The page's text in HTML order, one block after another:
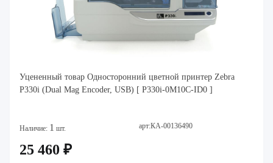
Уцененный товар Односторонний цветной принтер Zebra
P330i (Dual Mag Encoder, USB) [ P330i-0M10C-ID0 ]
Наличие: 1 шт. арт:КА-00136490
25 460 ₽